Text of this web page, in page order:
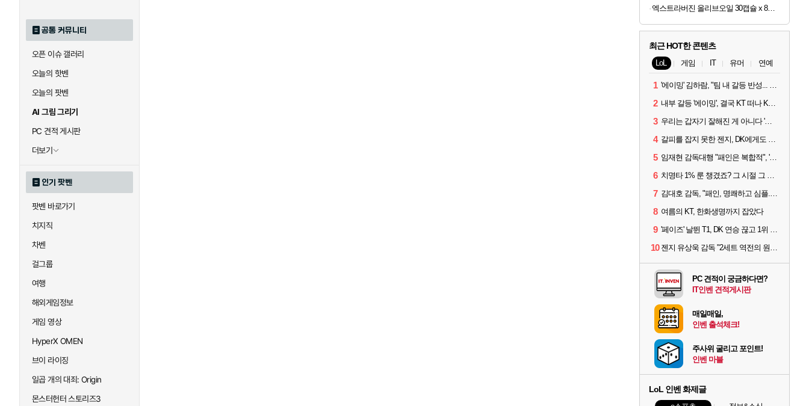
공통 커뮤니티
오픈 이슈 갤러리
오늘의 핫벤
오늘의 팟벤
AI 그림 그리기
PC 견적 게시판
더보기
인기 팟벤
팟벤 바로가기
치지직
차벤
걸그룹
여행
해외게임정보
게임 영상
HyperX OMEN
브이 라이징
일곱 개의 대죄: Origin
몬스터헌터 스토리즈3
엑스트라버진 올리브오일 30캡슐 x 8박스
최근 HOT한 콘텐츠
LoL 게임 IT 유머 연예
1 '에이밍' 김하람, "팀 내 갈등 반성... 끝까지 뛰고 싶었다"
2 내부 갈등 '에이밍', 결국 KT 떠나 KRX로...'지우'와 트레이드
3 우리는 갑자기 잘해진 게 아니다 '씨맥' 김대호 감독의 자신감
4 갈피를 잡지 못한 젠지, DK에게도 0:2 패배
5 임재현 감독대행 "패인은 복합적", '도란' "팀에 과부하 왔다"
6 치명타 1% 룬 챙겼죠? 그 시절 그 감성 '롤 클래식' 30일 출시
7 김대호 감독, "패인, 명쾌하고 심플...다시 힘낼 수 있어"
8 여름의 KT, 한화생명까지 잡았다
9 '페이즈' 날뛴 T1, DK 연승 끊고 1위 지켜
10 젠지 유상욱 감독 "2세트 역전의 원인...너무 급했다"
PC 견적이 궁금하다면?
IT인벤 견적게시판
매일매일,
인벤 출석체크!
주사위 굴리고 포인트!
인벤 마블
LoL 인벤 화제글